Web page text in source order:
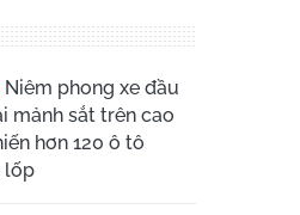
Niêm phong xe đầu
mảnh sắt trên cao
hơn 120 ô tô
lốp